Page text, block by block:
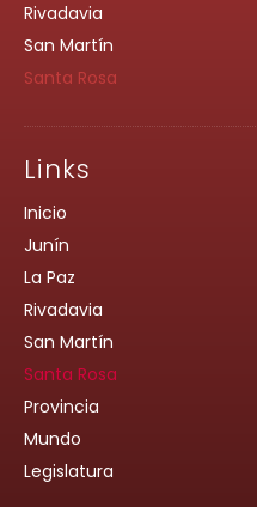
Rivadavia
San Martín
Santa Rosa
Links
Inicio
Junín
La Paz
Rivadavia
San Martín
Santa Rosa
Provincia
Mundo
Legislatura